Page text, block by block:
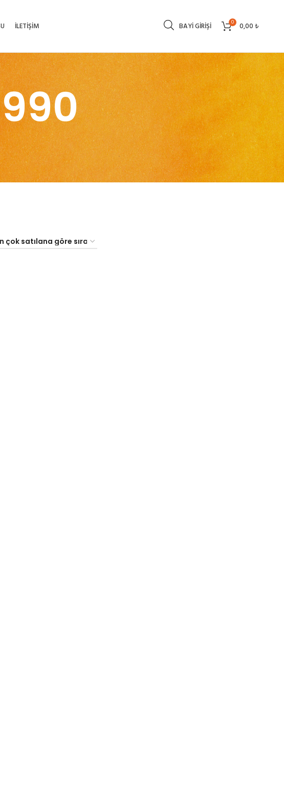
İLETİŞİM BAYI GIRIŞI 0 0,00₺